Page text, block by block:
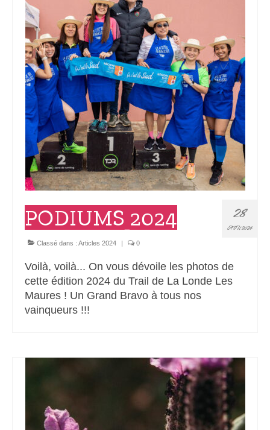
28
AVR 2024
PODIUMS 2024
Classé dans : Articles 2024 | 0
Voilà, voilà... On vous dévoile les photos de
cette édition 2024 du Trail de La Londe Les
Maures ! Un Grand Bravo à tous nos
vainqueurs !!!